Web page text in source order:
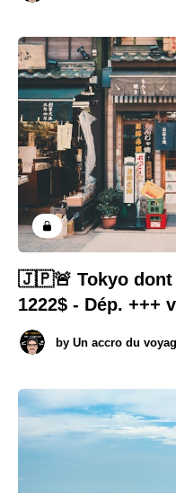
🇯🇵🚨 Tokyo dont
1222$ - Dép. +++
by Un accro du